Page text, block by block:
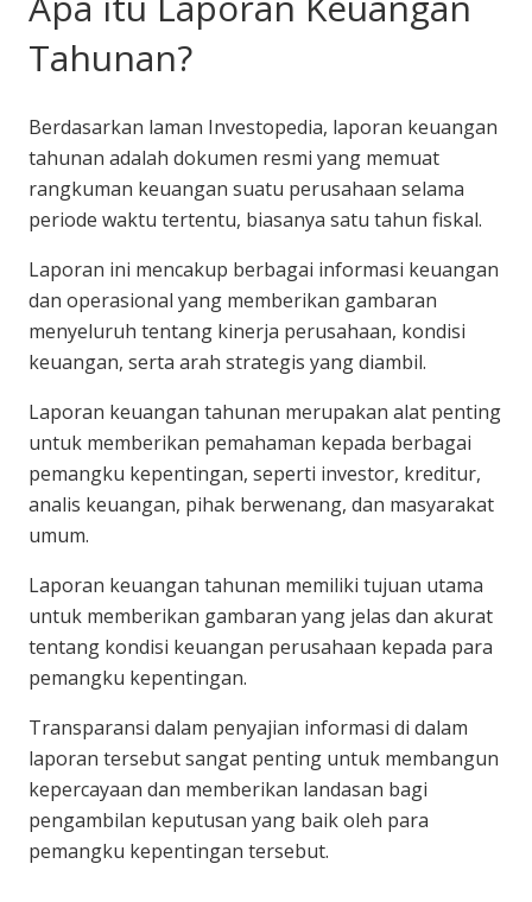
Tahunan?
Berdasarkan laman Investopedia, laporan keuangan
tahunan adalah dokumen resmi yang memuat
rangkuman keuangan suatu perusahaan selama
periode waktu tertentu, biasanya satu tahun fiskal.
Laporan ini mencakup berbagai informasi keuangan
dan operasional yang memberikan gambaran
menyeluruh tentang kinerja perusahaan, kondisi
keuangan, serta arah strategis yang diambil.
Laporan keuangan tahunan merupakan alat penting
untuk memberikan pemahaman kepada berbagai
pemangku kepentingan, seperti investor, kreditur,
analis keuangan, pihak berwenang, dan masyarakat
umum.
Laporan keuangan tahunan memiliki tujuan utama
untuk memberikan gambaran yang jelas dan akurat
tentang kondisi keuangan perusahaan kepada para
pemangku kepentingan.
Transparansi dalam penyajian informasi di dalam
laporan tersebut sangat penting untuk membangun
kepercayaan dan memberikan landasan bagi
pengambilan keputusan yang baik oleh para
pemangku kepentingan tersebut.